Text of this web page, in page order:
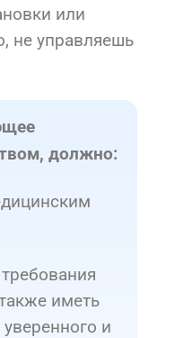
или
не управляешь
должно:
иметь
и